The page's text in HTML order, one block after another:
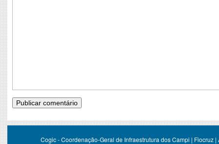
Cogic - Coordenação-Geral de Infraestrutura dos Campi | Fiocruz